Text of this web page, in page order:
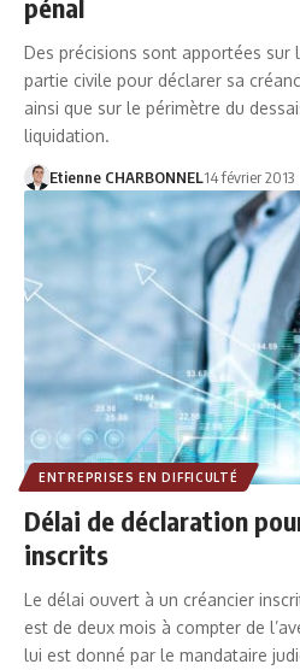
Des précisions sont apportées sur
partie civile pour déclarer sa
ainsi que sur le périmètre du
liquidation.
Etienne CHARBONNEL14 février 2013
ENTREPRISES EN DIFFICULTÉ
Délai de déclaration
inscrits
Le délai ouvert à un créancier
est de deux mois à compter de
lui est donné par le mandataire